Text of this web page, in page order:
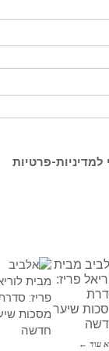
למדיניות-פרטיות
מבית
פריז:
שיער
עוד ←